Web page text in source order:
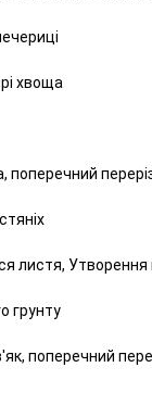
хвоща
поперечний
листя, Утворення
грунту
поперечний